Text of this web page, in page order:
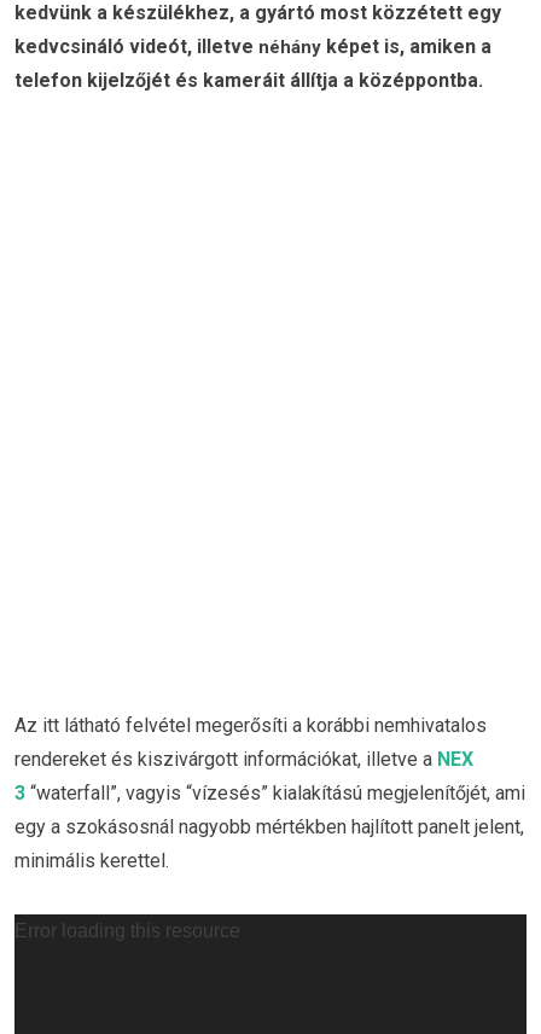
kedvünk a készülékhez, a gyártó most közzétett egy
kedvcsináló videót, illetve néhány képet is, amiken a
telefon kijelzőjét és kameráit állítja a középpontba.
Az itt látható felvétel megerősíti a korábbi nemhivatalos
rendereket és kiszivárgott információkat, illetve a NEX
3 “waterfall”, vagyis “vízesés” kialakítású megjelenítőjét, ami
egy a szokásosnál nagyobb mértékben hajlított panelt jelent,
minimális kerettel.
Videólejátszó
Error loading this resource